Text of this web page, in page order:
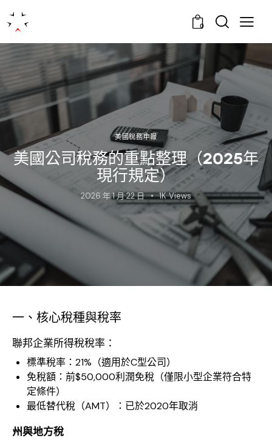
0
美國稅務申報
美國公司稅務的重點整理（2025年
現行規定）
2026 年 1 月 22 日 1K Views
一、核心稅種與稅率
聯邦企業所得稅稅率：
標準稅率：21%（適用於C型公司）
免稅額：前$50,000利潤免稅（僅限小型企業符合特
定條件）
最低替代稅（AMT）：已於2020年取消
州與地方稅